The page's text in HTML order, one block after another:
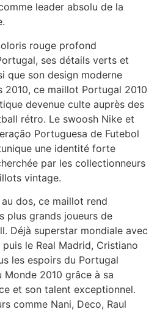
leader absolu de la
rouge profond
ses détails verts et
que son design moderne
2010, ce maillot Portugal 2010
devenue culte auprès des
rétro. Le swoosh Nike et
Portuguesa de Futebol
une identité forte
par les collectionneurs
vintage.
dos, ce maillot rend
plus grands joueurs de
Déjà superstar mondiale avec
le Real Madrid, Cristiano
les espoirs du Portugal
2010 grâce à sa
et son talent exceptionnel.
comme Nani, Deco, Raul